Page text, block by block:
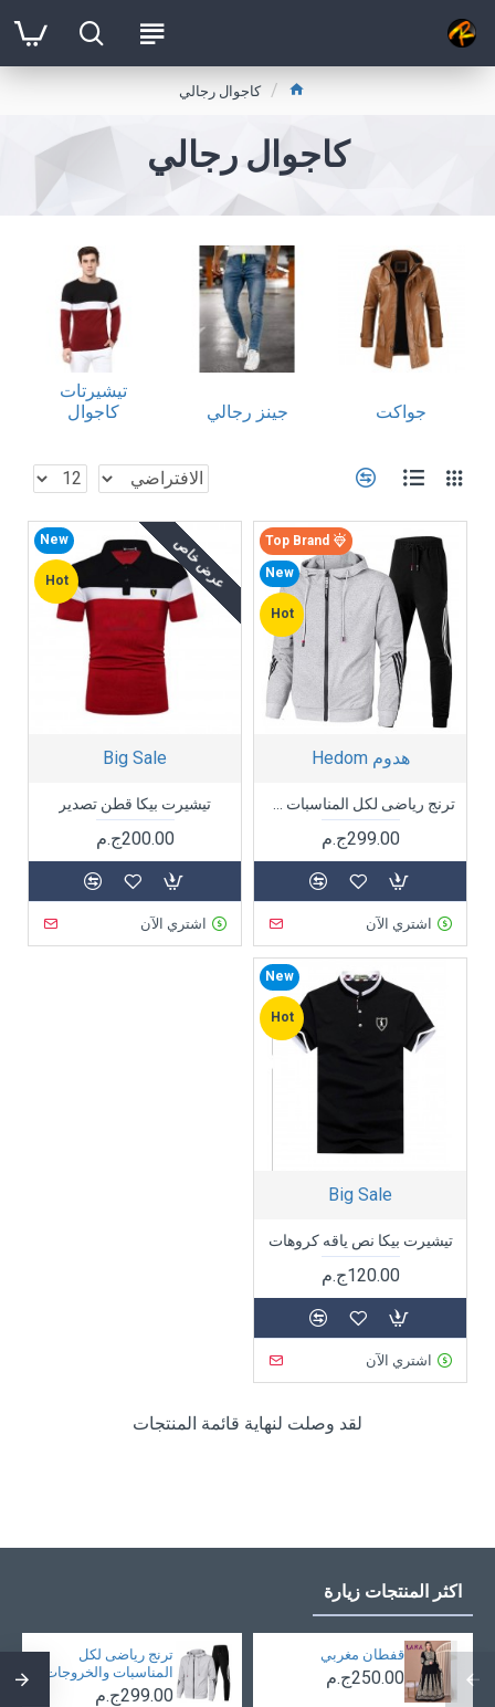
كاجوال رجالي
كاجوال رجالي
جواكت جينز رجالي
تيشيرتات
كاجوال
New
Hot
Top Brand
هدوم Hedom
ترنج رياضى لكل المناسبات والخروجات
299.00ج.م
اشتري الآن
New
Hot عرض خاص
Big Sale
تيشيرت بيكا قطن تصدير
200.00ج.م
اشتري الآن
New
Hot
Big Sale
تيشيرت بيكا نص ياقه كروهات
120.00ج.م
اشتري الآن
لقد وصلت لنهاية قائمة المنتجات
اكثر المنتجات زيارة
قفطان مغربي
250.00ج.م
ترنج رياضى لكل
المناسبات والخروجات
299.00ج.م